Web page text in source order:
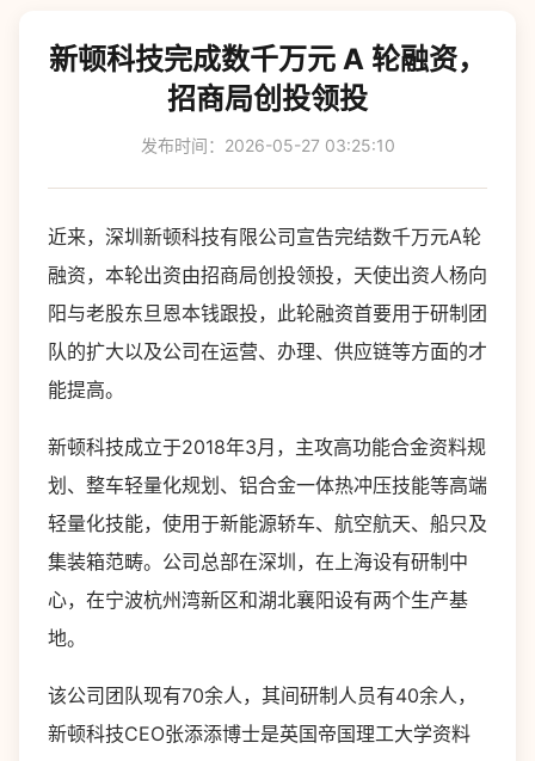
新顿科技完成数千万元 A 轮融资，
招商局创投领投
发布时间：2026-05-27 03:25:10
近来，深圳新顿科技有限公司宣告完结数千万元A轮
融资，本轮出资由招商局创投领投，天使出资人杨向
阳与老股东旦恩本钱跟投，此轮融资首要用于研制团
队的扩大以及公司在运营、办理、供应链等方面的才
能提高。
新顿科技成立于2018年3月，主攻高功能合金资料规
划、整车轻量化规划、铝合金一体热冲压技能等高端
轻量化技能，使用于新能源轿车、航空航天、船只及
集装箱范畴。公司总部在深圳，在上海设有研制中
心，在宁波杭州湾新区和湖北襄阳设有两个生产基
地。
该公司团队现有70余人，其间研制人员有40余人，
新顿科技CEO张添添博士是英国帝国理工大学资料